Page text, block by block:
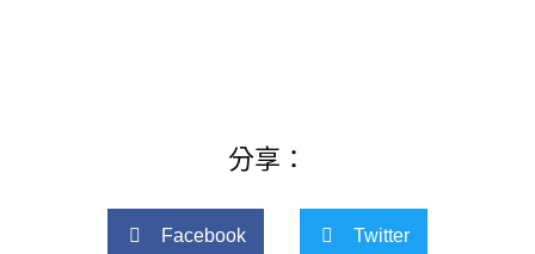
分享：
Facebook Twitter